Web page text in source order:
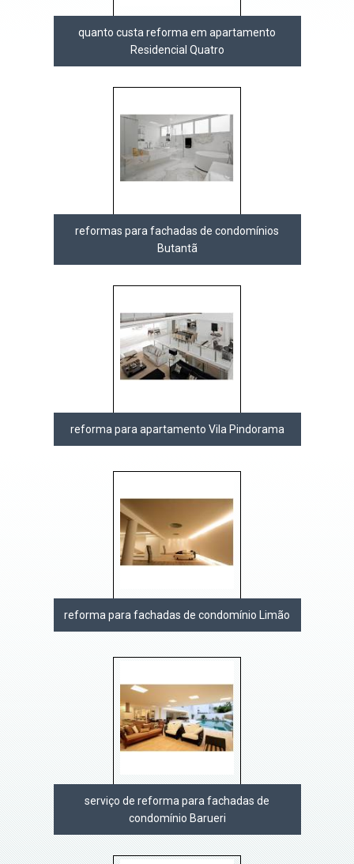
quanto custa reforma em apartamento
Residencial Quatro
reformas para fachadas de condomínios
Butantã
reforma para apartamento Vila Pindorama
reforma para fachadas de condomínio Limão
serviço de reforma para fachadas de
condomínio Barueri